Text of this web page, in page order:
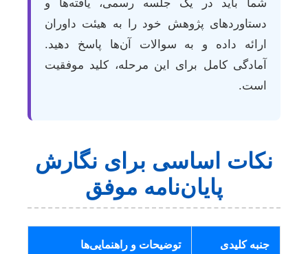
شما باید در یک جلسه رسمی، یافته‌ها و
دستاوردهای پژوهش خود را به هیئت داوران
ارائه داده و به سوالات آن‌ها پاسخ دهید.
آمادگی کامل برای این مرحله، کلید موفقیت
است.
نکات اساسی برای نگارش
پایان‌نامه موفق
جنبه کلیدی توضیحات و راهنمایی‌ها